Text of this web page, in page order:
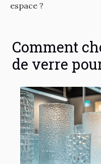
espace ?
Comment
de verre